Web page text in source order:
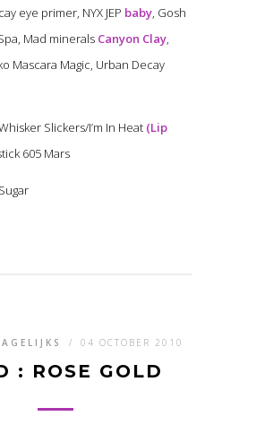
eye primer, NYX JEP baby, Gosh
Mad minerals Canyon Clay,
Mascara Magic, Urban Decay
Slickers/I’m In Heat (Lip
605 Mars
/ 04 OCTOBER 2010
: ROSE GOLD